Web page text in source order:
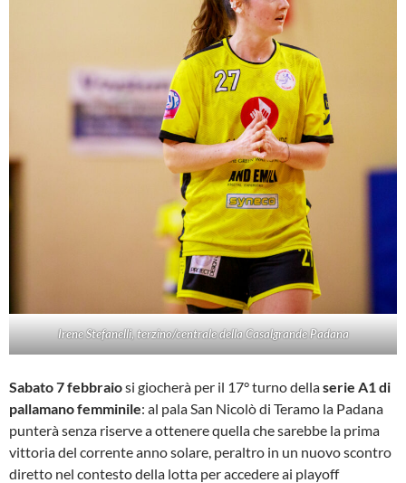
Irene Stefanelli, terzino/centrale della Casalgrande Padana
Sabato 7 febbraiosi giocherà per il 17° turno dellaserie A1 di
pallamano femminile: al pala San Nicolò di Teramo la Padana
punterà senza riserve a ottenere quella che sarebbe la prima
vittoria del corrente anno solare, peraltro in un nuovo scontro
diretto nel contesto della lotta per accedere ai playoff